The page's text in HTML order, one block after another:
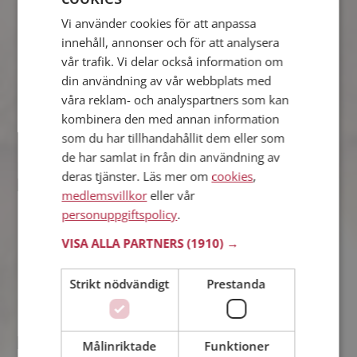
Magnus
45 år från Tjörn i Västra Götalands län
Söker kvinna 27 - 51 år
Du kan chatta live med Magnus och
alla andra singlar om du är medlem på
Mötesplatsen. Du kan bli medlem fort
Jennie
36 år från Tjörn i Västra Götalands län
Vad jobbar Jennie med? Som medlem
på Mötesplatsen får du reda på alla
möjliga detaljer om alla singlarna.
Andreas
Vi använder cookies för att anpassa
innehåll, annonser och för att analysera
vår trafik. Vi delar också information om
din användning av vår webbplats med
våra reklam- och analyspartners som kan
kombinera den med annan information
som du har tillhandahållit dem eller som
de har samlat in från din användning av
deras tjänster. Läs mer om cookies,
medlemsvillkoreller vår
personuppgiftspolicy.
VISA ALLA PARTNERS(1910) →
Strikt nödvändigt Prestanda
Målinriktade Funktioner